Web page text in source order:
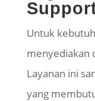
Untuk
menyediakan
Layanan ini
yang